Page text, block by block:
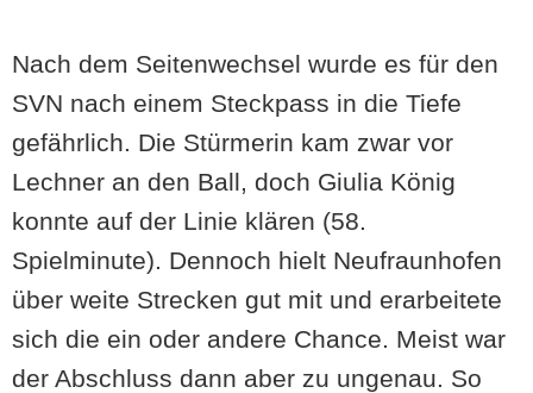
Nach dem Seitenwechsel wurde es für den
SVN nach einem Steckpass in die Tiefe
gefährlich. Die Stürmerin kam zwar vor
Lechner an den Ball, doch Giulia König
konnte auf der Linie klären (58.
Spielminute). Dennoch hielt Neufraunhofen
über weite Strecken gut mit und erarbeitete
sich die ein oder andere Chance. Meist war
der Abschluss dann aber zu ungenau. So